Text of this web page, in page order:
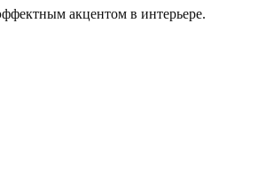
акцентом в интерьере.